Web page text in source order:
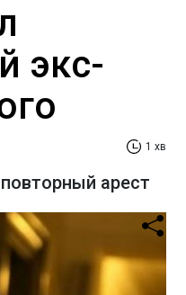
экс-
1 хв
арест